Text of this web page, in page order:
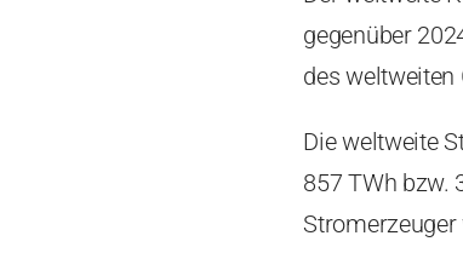
gegenüber
des
Die weltweite
857 TWh bzw.